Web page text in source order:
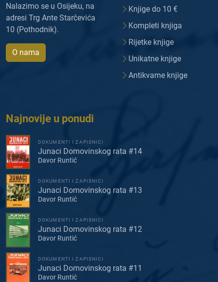
Nalazimo se u Osijeku, na
adresi Trg Ante Starčevića
10 (Pothodnik).
O nama
Knjige do 10 €
Kompleti knjiga
Rijetke knjige
Unikatne knjige
Antikvarne knjige
Najnovije u ponudi
DOKUMENTI I ZAPISNICI
Junaci Domovinskog rata #14
Davor Runtić
DOKUMENTI I ZAPISNICI
Junaci Domovinskog rata #13
Davor Runtić
DOKUMENTI I ZAPISNICI
Junaci Domovinskog rata #12
Davor Runtić
DOKUMENTI I ZAPISNICI
Junaci Domovinskog rata #11
Davor Runtić